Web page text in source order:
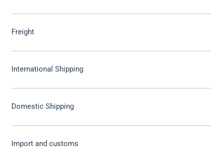
Freight
International Shipping
Domestic Shipping
Import and customs